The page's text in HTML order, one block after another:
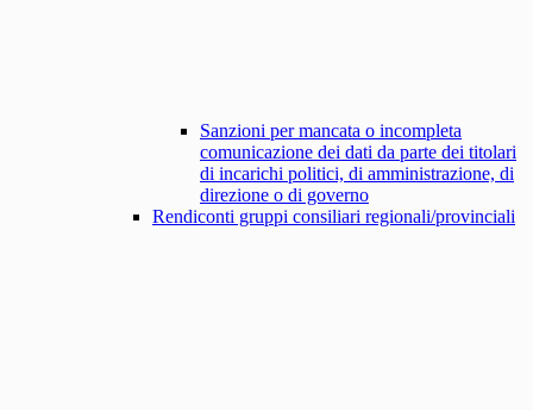
Sanzioni per mancata o incompleta
comunicazione dei dati da parte dei titolari
di incarichi politici, di amministrazione, di
direzione o di governo
Rendiconti gruppi consiliari regionali/provinciali